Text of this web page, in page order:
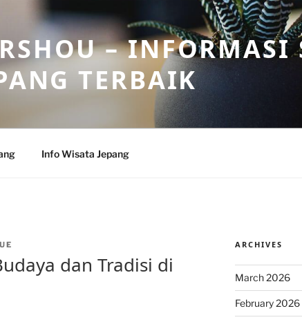
– INFORMASI
TERBAIK
Info Wisata Jepang
dan Tradisi di
ARCHIVES
March 2026
February 2026